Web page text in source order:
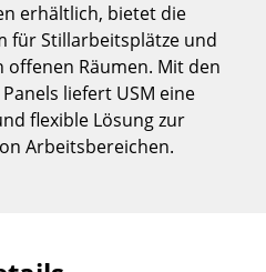
erhältlich, bietet die
für Stillarbeitsplätze und
Räumen. Mit den
liefert USM eine
flexible Lösung zur
Arbeitsbereichen.